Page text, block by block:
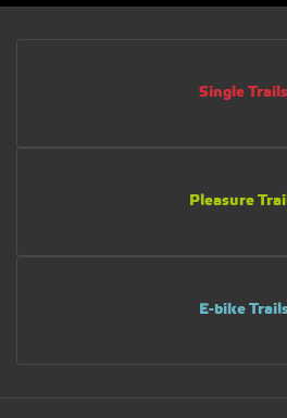
Single Trails
Pleasure
E-bike